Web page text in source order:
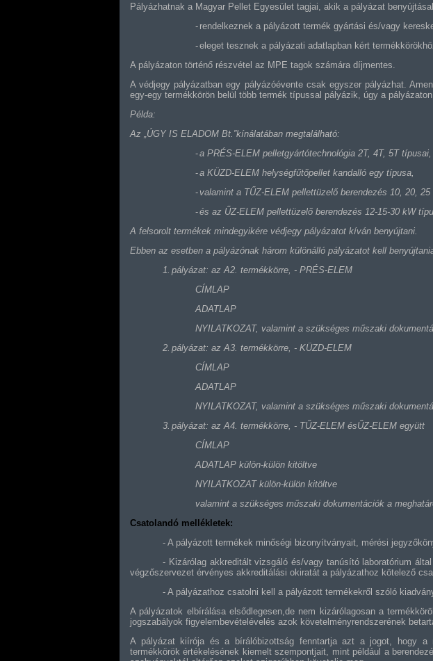
Pályázhatnak a Magyar Pellet Egyesület tagjai, akik a pályázat
- rendelkeznek a pályázott termék gyártási és/vagy
-eleget tesznek a pályázati adatlapban kért
A pályázaton történő részvétel az MPE tagok számára díjmentes.
A védjegy pályázatban egy pályázóévente csak egyszer pályázhat.
egy-egy termékkörön belül több termék típussal pályázik, úgy a
Példa:
Az „ÚGY IS ELADOM Bt.”kínálatában megtalálható:
-a PRÉS-ELEM pelletgyártótechnológia 2T, 4T, 5T típusai,
-a KÜZD-ELEM helységfűtőpellet kandalló egy típusa,
-valamint a TŰZ-ELEM pellettüzelő berendezés 10, 20,
-és az ŰZ-ELEM pellettüzelő berendezés 12-15-30 kW
A felsorolt termékek mindegyikére védjegy pályázatot kíván benyújtani.
Ebben az esetben a pályázónak három különálló pályázatot kell
1. pályázat: az A2. termékkörre, - PRÉS-ELEM
CÍMLAP
ADATLAP
NYILATKOZAT, valamint a szükséges műszaki
2. pályázat: az A3. termékkörre, - KÜZD-ELEM
CÍMLAP
ADATLAP
NYILATKOZAT, valamint a szükséges műszaki
3. pályázat: az A4. termékkörre, - TŰZ-ELEM ésŰZ-ELEM együtt
CÍMLAP
ADATLAP külön-külön kitöltve
NYILATKOZAT külön-külön kitöltve
valamint a szükséges műszaki dokumentációk a
Csatolandó mellékletek:
- A pályázott termékek minőségi bizonyítványait, mérési
- Kizárólag akkreditált vizsgáló és/vagy tanúsító laboratórium
végzőszervezet érvényes akkreditálási okiratát a pályázathoz kötelező
- A pályázathoz csatolni kell a pályázott termékekről szóló
A pályázatok elbírálása elsődlegesen,de nem kizárólagosan a
jogszabályok figyelembevételévelés azok követelményrendszerének
A pályázat kiírója és a bírálóbizottság fenntartja azt a jogot, hogy a
termékkörök értékelésének kiemelt szempontjait, mint például a